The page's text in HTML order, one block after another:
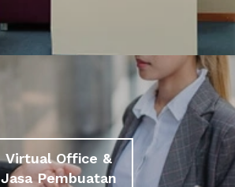
Virtual Office &
Jasa Pembuatan